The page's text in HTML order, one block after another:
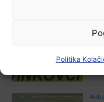
Politika
7